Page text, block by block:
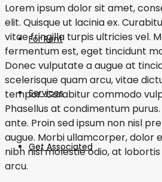
For Rent
Services
Get Associated
Lorem ipsum dolor sit amet,
elit. Quisque ut lacinia ex.
vitae fringilla turpis ultricies vel.
fermentum est, eget tincidunt
Donec vulputate a augue at
scelerisque quam arcu, vitae
tempor. Curabitur commodo
Phasellus at condimentum
ante. Proin sed ipsum non nisl
augue. Morbi ullamcorper, dolor
nibh nisl molestie odio, at
arcu.